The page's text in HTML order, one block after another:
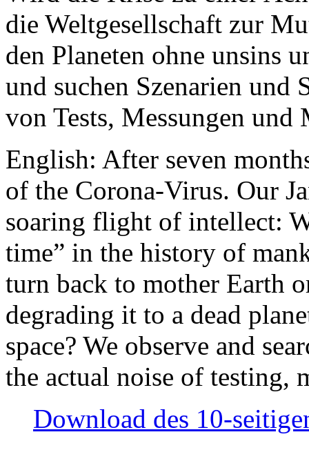
die Weltgesellschaft zur
den Planeten ohne unsins
und suchen Szenarien und
von Tests, Messungen und
English: After seven
of the Corona-Virus. Our
soaring flight of intellect:
time” in the history of
turn back to mother Earth
degrading it to a dead
space? We observe and
the actual noise of testing,
Download des 10-